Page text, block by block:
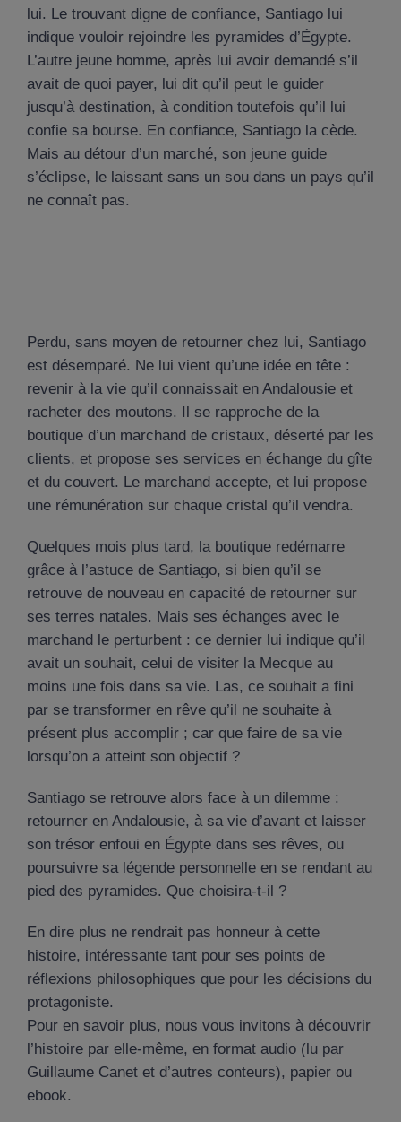
lui. Le trouvant digne de confiance, Santiago lui
indique vouloir rejoindre les pyramides d’Égypte.
L’autre jeune homme, après lui avoir demandé s’il
avait de quoi payer, lui dit qu’il peut le guider
jusqu’à destination, à condition toutefois qu’il lui
confie sa bourse. En confiance, Santiago la cède.
Mais au détour d’un marché, son jeune guide
s’éclipse, le laissant sans un sou dans un pays qu’il
ne connaît pas.
Perdu, sans moyen de retourner chez lui, Santiago
est désemparé. Ne lui vient qu’une idée en tête :
revenir à la vie qu’il connaissait en Andalousie et
racheter des moutons. Il se rapproche de la
boutique d’un marchand de cristaux, déserté par les
clients, et propose ses services en échange du gîte
et du couvert. Le marchand accepte, et lui propose
une rémunération sur chaque cristal qu’il vendra.
Quelques mois plus tard, la boutique redémarre
grâce à l’astuce de Santiago, si bien qu’il se
retrouve de nouveau en capacité de retourner sur
ses terres natales. Mais ses échanges avec le
marchand le perturbent : ce dernier lui indique qu’il
avait un souhait, celui de visiter la Mecque au
moins une fois dans sa vie. Las, ce souhait a fini
par se transformer en rêve qu’il ne souhaite à
présent plus accomplir ; car que faire de sa vie
lorsqu’on a atteint son objectif ?
Santiago se retrouve alors face à un dilemme :
retourner en Andalousie, à sa vie d’avant et laisser
son trésor enfoui en Égypte dans ses rêves, ou
poursuivre sa légende personnelle en se rendant au
pied des pyramides. Que choisira-t-il ?
En dire plus ne rendrait pas honneur à cette
histoire, intéressante tant pour ses points de
réflexions philosophiques que pour les décisions du
protagoniste.
Pour en savoir plus, nous vous invitons à découvrir
l’histoire par elle-même, en format audio (lu par
Guillaume Canet et d’autres conteurs), papier ou
ebook.